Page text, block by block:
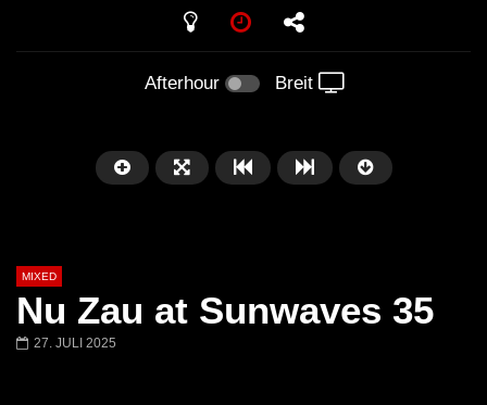
Afterhour Breit
MIXED
Nu Zau at Sunwaves 35
27. JULI 2025